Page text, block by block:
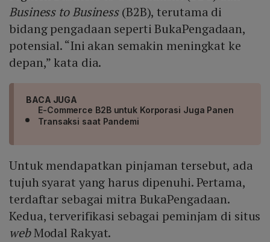
Business to Business(B2B), terutama di
bidang pengadaan seperti BukaPengadaan,
potensial. “Ini akan semakin meningkat ke
depan,” kata dia.
BACA JUGA
E-Commerce B2B untuk Korporasi Juga Panen
Transaksi saat Pandemi
Untuk mendapatkan pinjaman tersebut, ada
tujuh syarat yang harus dipenuhi. Pertama,
terdaftar sebagai mitra BukaPengadaan.
Kedua, terverifikasi sebagai peminjam di situs
webModal Rakyat.